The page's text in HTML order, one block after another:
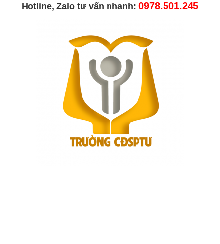
Hotline, Zalo tư vấn nhanh: 0978.501.245